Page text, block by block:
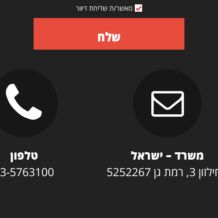
מאשר/ת שליחת דיוור
שלח
משרד – ישראל
גן 5252267
טלפון
5763100